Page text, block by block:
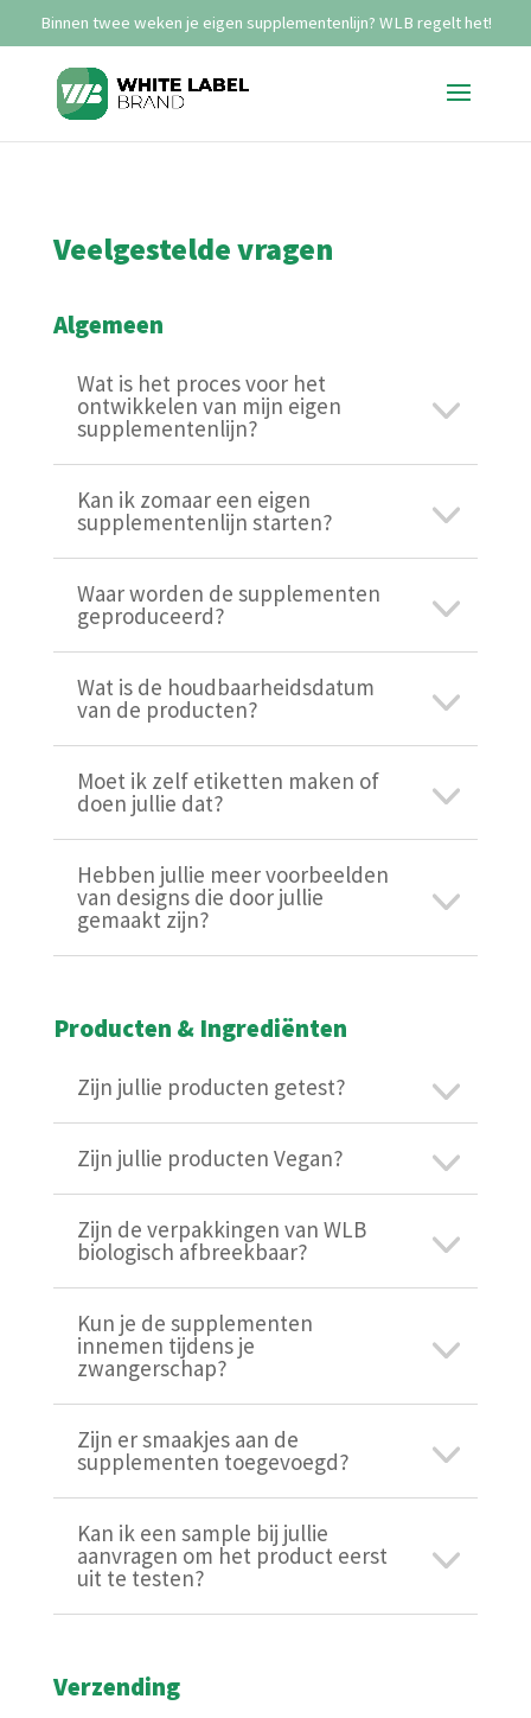
Veelgestelde vragen
Algemeen
Wat is het proces voor het
ontwikkelen van mijn eigen
supplementenlijn?
Kan ik zomaar een eigen
supplementenlijn starten?
Waar worden de supplementen
geproduceerd?
Wat is de houdbaarheidsdatum
van de producten?
Moet ik zelf etiketten maken of
doen jullie dat?
Hebben jullie meer voorbeelden
van designs die door jullie
gemaakt zijn?
Producten & Ingrediënten
Zijn jullie producten getest?
Zijn jullie producten Vegan?
Zijn de verpakkingen van WLB
biologisch afbreekbaar?
Kun je de supplementen
innemen tijdens je
zwangerschap?
Zijn er smaakjes aan de
supplementen toegevoegd?
Kan ik een sample bij jullie
aanvragen om het product eerst
uit te testen?
Verzending